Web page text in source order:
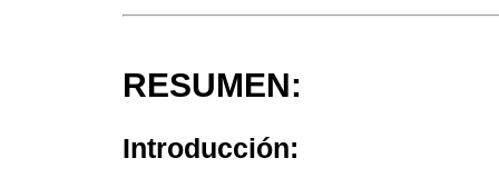
RESUMEN:
Introducción: